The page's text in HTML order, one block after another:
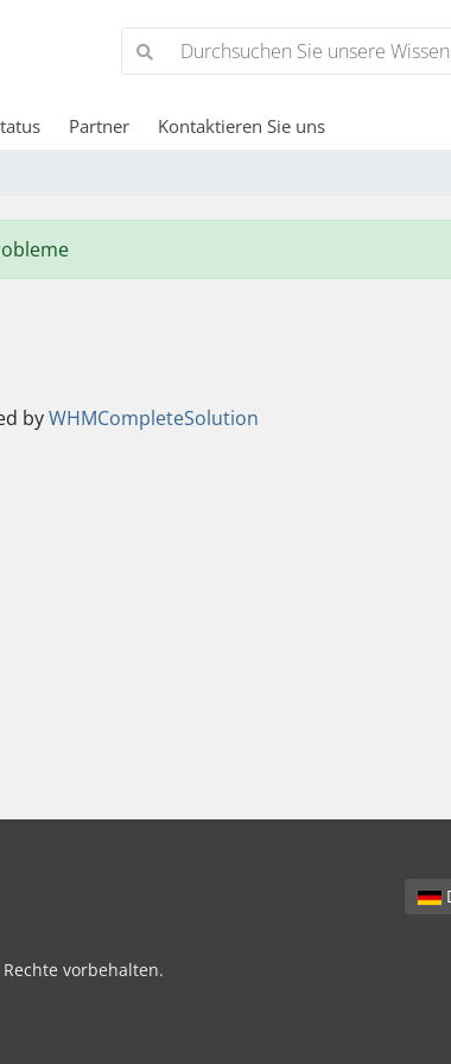
Partner Kontaktieren Sie uns
byWHMCompleteSolution
vorbehalten.